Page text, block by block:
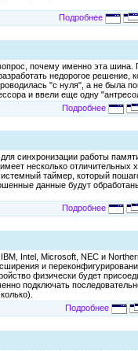
Подробнее
почему именно эта шина.
недорогое решение,
"с нуля", а не была
и ввели еще одну
Подробнее
синхронизации работы
несколько отличительных
таймер, который
данные будут
Подробнее
Intel, Microsoft, NEC и
и
физически будет
подключать
Подробнее